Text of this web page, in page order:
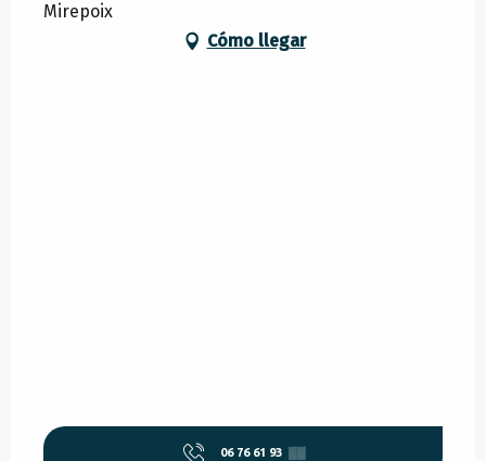
Mirepoix
Cómo llegar
06 76 61 93 ▒▒